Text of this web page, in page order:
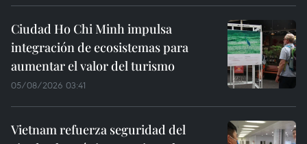
Ciudad Ho Chi Minh impulsa
integración de ecosistemas para
aumentar el valor del turismo
05/08/2026 03:41
Vietnam refuerza seguridad del